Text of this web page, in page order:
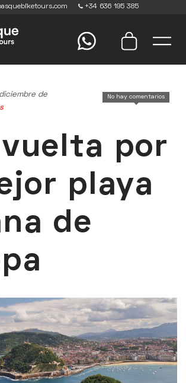
+34 636 195 385
No hay comentarios
de
vuelta por
playa
de